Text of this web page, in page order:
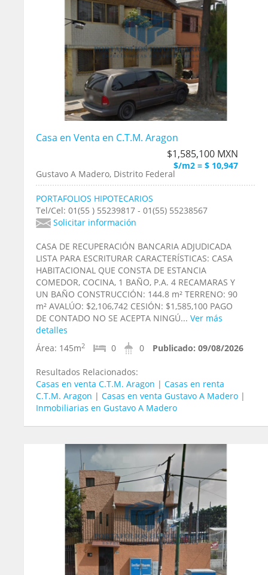
Casa en Venta en C.T.M. Aragon
$1,585,100 MXN
$/m2 = $ 10,947
Gustavo A Madero, Distrito Federal
PORTAFOLIOS HIPOTECARIOS
Tel/Cel: 01(55 ) 55239817 - 01(55) 55238567
Solicitar información
CASA DE RECUPERACIÓN BANCARIA ADJUDICADA
LISTA PARA ESCRITURAR CARACTERÍSTICAS: CASA
HABITACIONAL QUE CONSTA DE ESTANCIA
COMEDOR, COCINA, 1 BAÑO, P.A. 4 RECAMARAS Y
UN BAÑO CONSTRUCCIÓN: 144.8 m² TERRENO: 90
m² AVALÚO: $2,106,742 CESIÓN: $1,585,100 PAGO
DE CONTADO NO SE ACEPTA NINGÚ... Ver más
detalles
Área: 145m2 0 0 Publicado: 09/08/2026
Resultados Relacionados:
Casas en venta C.T.M. Aragon | Casas en renta
C.T.M. Aragon | Casas en venta Gustavo A Madero |
Inmobiliarias en Gustavo A Madero